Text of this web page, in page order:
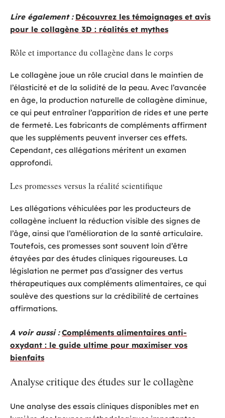
Lire également : Découvrez les témoignages et avis
pour le collagène 3D : réalités et mythes
Rôle et importance du collagène dans le corps
Le collagène joue un rôle crucial dans le maintien de
l’élasticité et de la solidité de la peau. Avec l’avancée
en âge, la production naturelle de collagène diminue,
ce qui peut entraîner l’apparition de rides et une perte
de fermeté. Les fabricants de compléments affirment
que les suppléments peuvent inverser ces effets.
Cependant, ces allégations méritent un examen
approfondi.
Les promesses versus la réalité scientifique
Les allégations véhiculées par les producteurs de
collagène incluent la réduction visible des signes de
l’âge, ainsi que l’amélioration de la santé articulaire.
Toutefois, ces promesses sont souvent loin d’être
étayées par des études cliniques rigoureuses. La
législation ne permet pas d’assigner des vertus
thérapeutiques aux compléments alimentaires, ce qui
soulève des questions sur la crédibilité de certaines
affirmations.
A voir aussi : Compléments alimentaires anti-
oxydant : le guide ultime pour maximiser vos
bienfaits
Analyse critique des études sur le collagène
Une analyse des essais cliniques disponibles met en